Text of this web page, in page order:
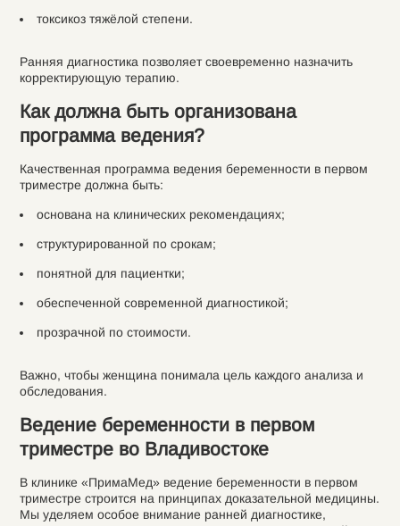
токсикоз тяжёлой степени.
Ранняя диагностика позволяет своевременно назначить
корректирующую терапию.
Как должна быть организована
программа ведения?
Качественная программа ведения беременности в первом
триместре должна быть:
основана на клинических рекомендациях;
структурированной по срокам;
понятной для пациентки;
обеспеченной современной диагностикой;
прозрачной по стоимости.
Важно, чтобы женщина понимала цель каждого анализа и
обследования.
Ведение беременности в первом
триместре во Владивостоке
В клинике «ПримаМед» ведение беременности в первом
триместре строится на принципах доказательной медицины.
Мы уделяем особое внимание ранней диагностике,